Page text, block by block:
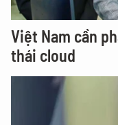
Việt Nam cần
thái cloud